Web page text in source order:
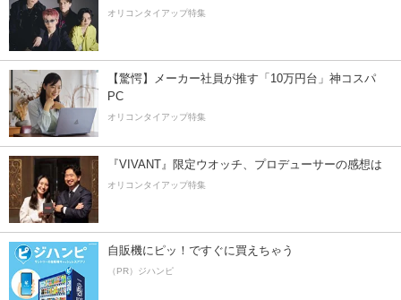
オリコンタイアップ特集
【驚愕】メーカー社員が推す「10万円台」神コスパ
PC
オリコンタイアップ特集
『VIVANT』限定ウオッチ、プロデューサーの感想は
オリコンタイアップ特集
自販機にピッ！ですぐに買えちゃう
（PR）ジハンピ